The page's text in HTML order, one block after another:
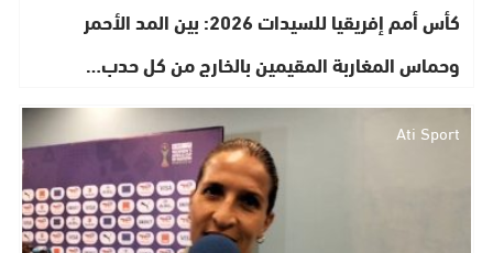
كأس أمم إفريقيا للسيدات 2026: بين المد الأحمر
وحماس المغاربة المقيمين بالخارج من كل حدب…
Ati Sport